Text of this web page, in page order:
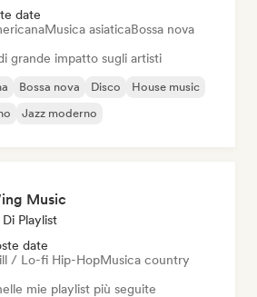
date
Musica asiaticaBossa nova
grande impatto sugli artisti
Bossa nova Disco
House music
Jazz moderno
Music
Playlist
date
/ Lo-fi Hip-HopMusica country
mie playlist più seguite